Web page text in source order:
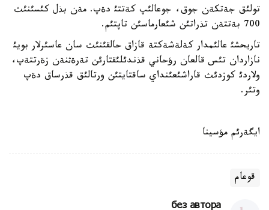
تولئق جةتكةن جوق، جوعالئپ كةتتئ دةپ. مةن بذل كئسئنئث
700 بةتتةن تذراتئن شئعارماسئن تاپتئم.
تاريحشئ عالئمدار كةلةشةكتة قازاق حالقئنئث سان عاسئرلار بويئ
نازاردان تئس قالعان رؤحاني قذندئلئقتارئن تةرةثنةن زةرتتةپ،
ولاردئ كوزدئث قاراشئعئنداي ساقتايتئن ورتالئق قذرساق دةپ
وتئر.
ايگةرئم مؤسينا
قوعام
без автора